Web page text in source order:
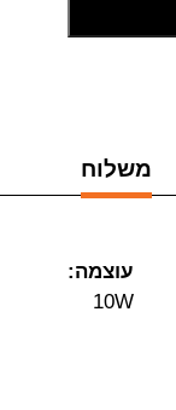
משלוח
עוצמה:
10W